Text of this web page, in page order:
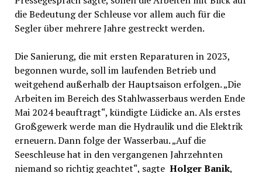
die Bedeutung der Schleuse vor allem auch für die
Segler über mehrere Jahre gestreckt werden.
Die Sanierung, die mit ersten Reparaturen in 2023,
begonnen wurde, soll im laufenden Betrieb und
weitgehend außerhalb der Hauptsaison erfolgen. „Die
Arbeiten im Bereich des Stahlwasserbaus werden Ende
Mai 2024 beauftragt“, kündigte Lüdicke an. Als erstes
Großgewerk werde man die Hydraulik und die Elektrik
erneuern. Dann folge der Wasserbau. „Auf die
Seeschleuse hat in den vergangenen Jahrzehnten
niemand so richtig geachtet“, sagte Holger Banik,